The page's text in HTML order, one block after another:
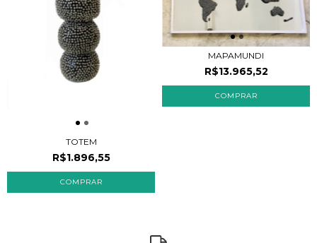
TOTEM
R$1.896,55
MAPAMUNDI
R$13.965,52